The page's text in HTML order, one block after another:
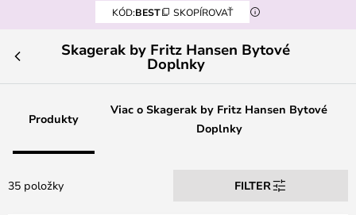
KÓD:BEST SKOPÍROVAŤ
Skagerak by Fritz Hansen Bytové
Doplnky
Produkty
Viac o Skagerak by Fritz Hansen Bytové
Doplnky
35 položky FILTER